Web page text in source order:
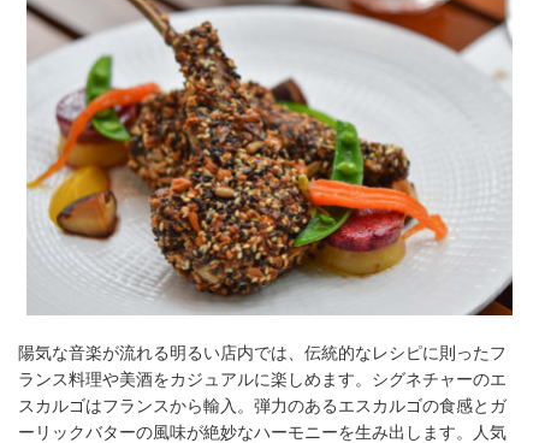
陽気な音楽が流れる明るい店内では、伝統的なレシピに則ったフ
ランス料理や美酒をカジュアルに楽しめます。シグネチャーのエ
スカルゴはフランスから輸入。弾力のあるエスカルゴの食感とガ
ーリックバターの風味が絶妙なハーモニーを生み出します。人気